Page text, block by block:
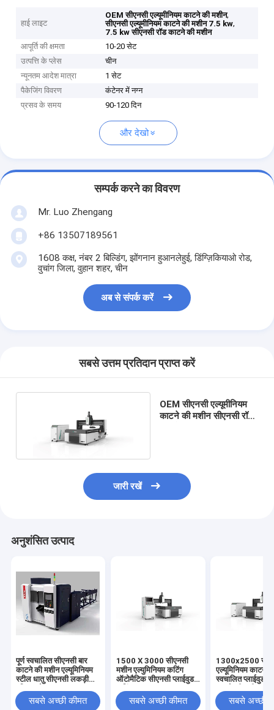
हाई लाइट
OEM सीएनसी एल्यूमीनियम काटने की मशीन,
सीएनसी एल्यूमीनियम काटने की मशीन 7.5 kw,
7.5 kw सीएनसी रॉड काटने की मशीन
आपूर्ति की क्षमता
10-20 सेट
उत्पत्ति के प्लेस
चीन
न्यूनतम आदेश मात्रा
1 सेट
पैकेजिंग विवरण
कंटेनर में नग्न
प्रसव के समय
90-120 दिन
और देखो
सम्पर्क करने का विवरण
Mr. Luo Zhengang
+86 13507189561
1608 कक्ष, नंबर 2 बिल्डिंग, झोंगनान हुआनलेहुई, डिंग्ज़िकियाओ रोड,
वुचांग जिला, वुहान शहर, चीन
अब से संपर्क करें
सबसे उत्तम प्रतिदान प्राप्त करें
OEM सीएनसी एल्यूमीनियम
काटने की मशीन सीएनसी रॉड
जारी रखें
अनुशंसित उत्पाद
पूर्ण स्वचालित सीएनसी बार
काटने की मशीन एल्यूमिनियम
स्टील धातु सीएनसी लकड़ी
सबसे अच्छी कीमत
1500 X 3000 सीएनसी
मशीन एल्युमिनियम कटिंग
ऑटोमैटिक सीएनसी प्लाईवुड
सबसे अच्छी कीमत
1300x2500
एल्यूमिनियम काटने
स्वचालित प्लाईवुड
सबसे अच्छी